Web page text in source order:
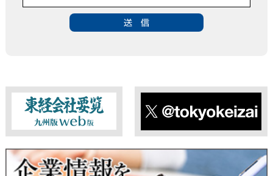
■個人情報の第三者提供について
■ 個人情報提供の任意性及び留意点
個人情報のご提供は任意ですが、必要な個人情報をご提供いた
だけなかった場合は、上記利用目的を達成できない場合があり
ますのでご了承ください。
当社は、本人が自己の個人情報について、通知・開示・訂正・
追加・削除・利用停止・提供停止の希望がございましたら、本
東経会社要覧web版 X